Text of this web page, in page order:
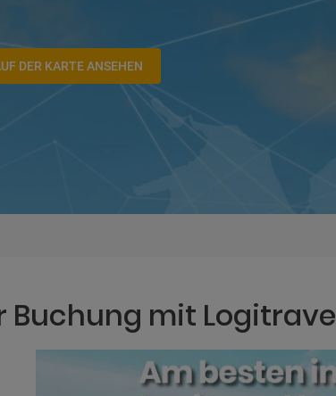
DER KARTE ANSEHEN
Buchung mit